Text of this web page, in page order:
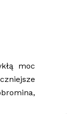
moc